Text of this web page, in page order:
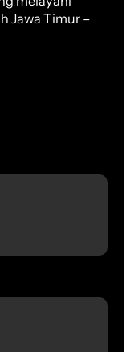
Jawa Timur –